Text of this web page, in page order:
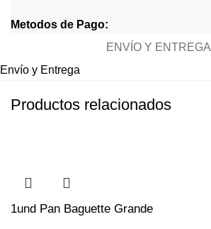
Metodos de Pago:
ENVÍO Y ENTREGA
Envío y Entrega
Productos relacionados
1und Pan Baguette Grande